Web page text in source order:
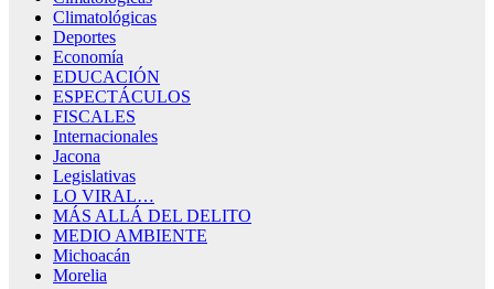
Climatológicas
Deportes
Economía
EDUCACIÓN
ESPECTÁCULOS
FISCALES
Internacionales
Jacona
Legislativas
LO VIRAL…
MÁS ALLÁ DEL DELITO
MEDIO AMBIENTE
Michoacán
Morelia